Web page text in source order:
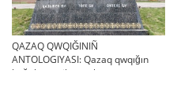
QAZAQ QWQIĞINIÑ
ANTOLOGIYASI: Qazaq qwqığın
bağalau tarihı turalı